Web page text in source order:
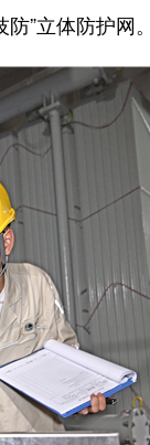
”立体防护网。